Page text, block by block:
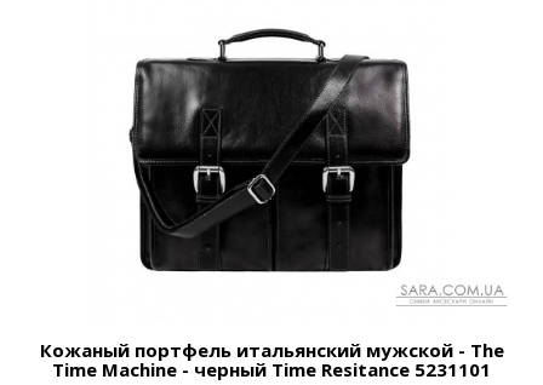
Кожаный портфель итальянский мужской - The
Time Machine - черный Time Resitance 5231101